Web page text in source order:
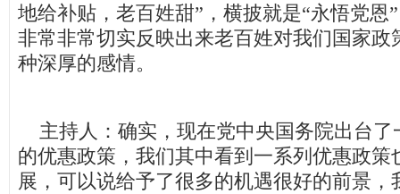
地给补贴，老百姓甜”，横披就是“永悟党恩
非常非常切实反映出来老百姓对我们国家政
种深厚的感情。
主持人：确实，现在党中央国务院出台了
的优惠政策，我们其中看到一系列优惠政策
展，可以说给予了很多的机遇很好的前景，